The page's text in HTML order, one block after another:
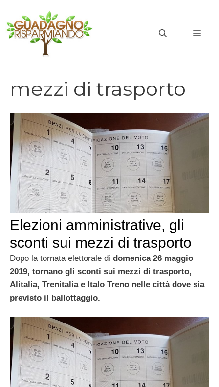
contenuto
mezzi di trasporto
mezzi di trasporto
Elezioni amministrative, gli
sconti sui mezzi di trasporto
Dopo la tornata elettorale di domenica 26 maggio
2019, tornano gli sconti sui mezzi di trasporto,
Alitalia, Trenitalia e Italo Treno nelle città dove sia
previsto il ballottaggio.